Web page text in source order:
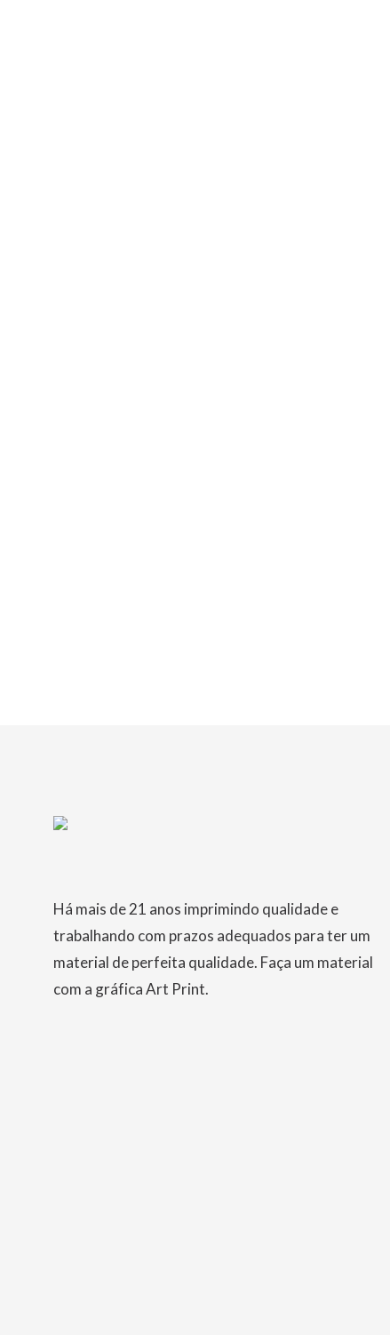
Há mais de 21 anos imprimindo qualidade e
trabalhando com prazos adequados para ter um
material de perfeita qualidade. Faça um material
com a gráfica Art Print.